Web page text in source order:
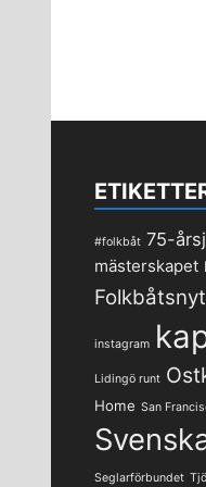
#folkbåt 75-
mästerskapet
instagram
Lidingö runt
Home San
Seglarförbundet